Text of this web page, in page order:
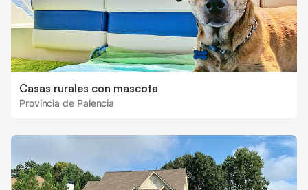
Casas rurales con mascota
Provincia de Palencia